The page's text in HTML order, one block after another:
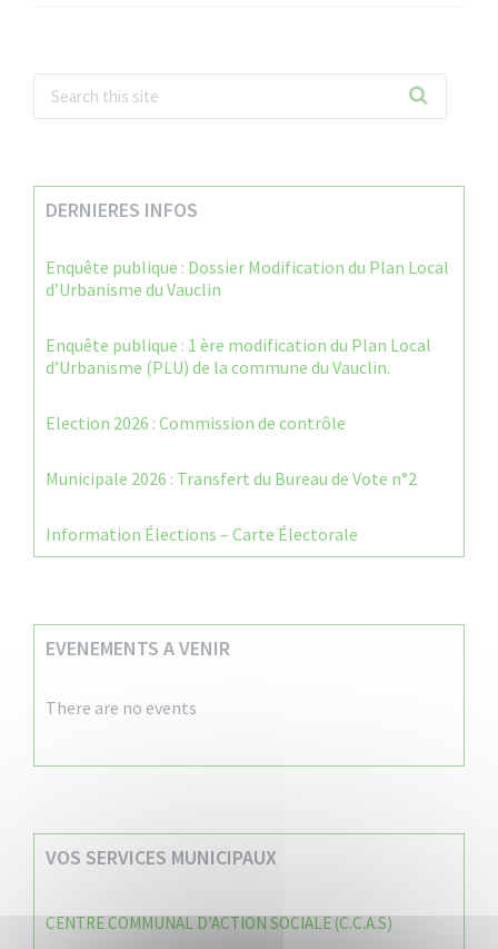
DERNIERES INFOS
Enquête publique : Dossier Modification du Plan Local
d’Urbanisme du Vauclin
Enquête publique : 1 ère modification du Plan Local
d’Urbanisme (PLU) de la commune du Vauclin.
Election 2026 : Commission de contrôle
Municipale 2026 : Transfert du Bureau de Vote n°2
Information Élections – Carte Électorale
EVENEMENTS A VENIR
There are no events
VOS SERVICES MUNICIPAUX
CENTRE COMMUNAL D’ACTION SOCIALE (C.C.A.S)